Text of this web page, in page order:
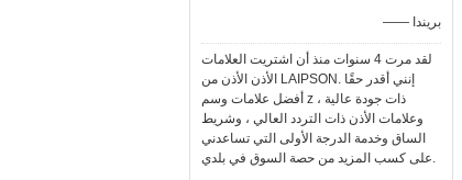
—— بريندا
لقد مرت 4 سنوات منذ أن اشتريت العلامات
الأذن الأذن من LAIPSON. إنني أقدر حقًا
أفضل علامات وسم z ذات جودة عالية ،
وعلامات الأذن ذات التردد العالي ، وشريط
الساق وخدمة الدرجة الأولى التي تساعدني
على كسب المزيد من حصة السوق في بلدي.